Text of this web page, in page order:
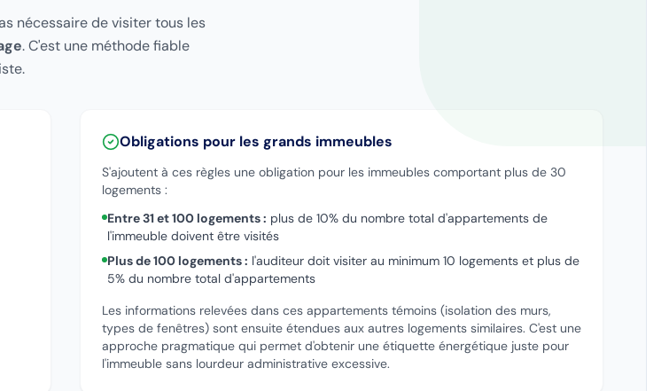
nécessaire de visiter tous les
. C'est une méthode fiable
Obligations pour les grands immeubles
S'ajoutent à ces règles une obligation pour les immeubles comportant plus de 30
logements :
Entre 31 et 100 logements : plus de 10% du nombre total d'appartements de
l'immeuble doivent être visités
Plus de 100 logements : l'auditeur doit visiter au minimum 10 logements et plus de
5% du nombre total d'appartements
Les informations relevées dans ces appartements témoins (isolation des murs,
types de fenêtres) sont ensuite étendues aux autres logements similaires. C'est une
approche pragmatique qui permet d'obtenir une étiquette énergétique juste pour
l'immeuble sans lourdeur administrative excessive.